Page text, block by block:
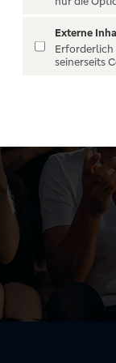
Externe
Erforderlich
seinerseits